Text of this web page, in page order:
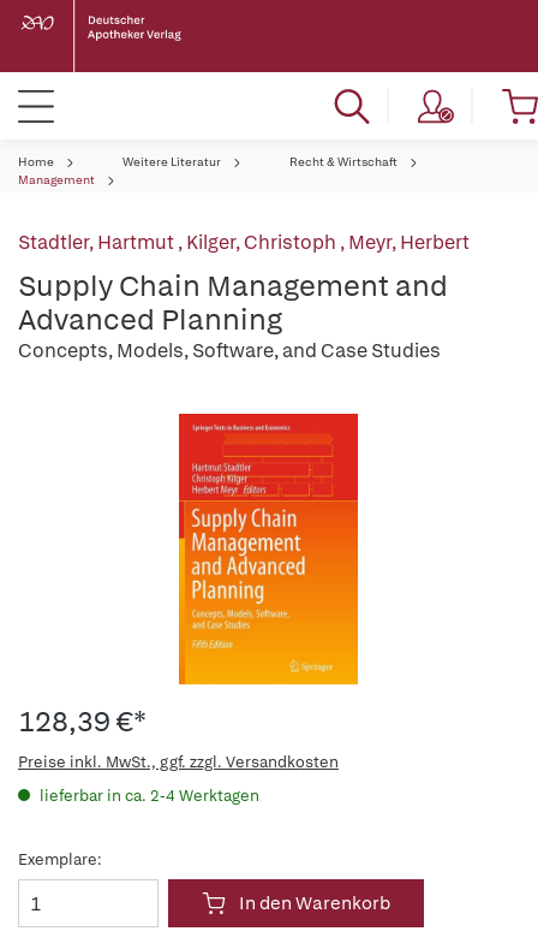
Home Weitere Literatur
Recht & Wirtschaft
Management
Stadtler, Hartmut,Kilger, Christoph ,Meyr, Herbert
Supply Chain Management and
Advanced Planning
Concepts, Models, Software, and Case Studies
128,39 €*
Preise inkl. MwSt., ggf. zzgl. Versandkosten
lieferbar in ca. 2-4 Werktagen
Exemplare:
In den Warenkorb